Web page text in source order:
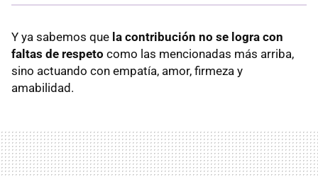
Y ya sabemos que la contribución no se logra con
faltas de respeto como las mencionadas más arriba,
sino actuando con empatía, amor, firmeza y
amabilidad.